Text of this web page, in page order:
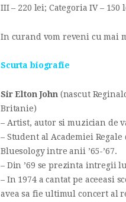
III – 220 lei; Categoria IV – 150
In curand vom reveni cu mai
Scurta biografie
Sir Elton John (nascut
Britanie)
– Artist, autor si muzician de
– Student al Academiei
Bluesology intre anii ’65-’67.
– Din ’69 se prezinta intregii
– In 1974 a cantat pe aceeasi
avea sa fie ultimul concert al